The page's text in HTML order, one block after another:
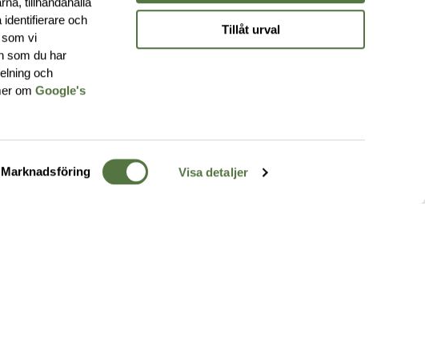
och
som vi
som du har
och
omGoogle's
Marknadsföring Visa detaljer
Tillåt urval